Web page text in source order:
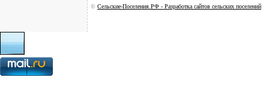
© Сельские-Поселения.РФ - Разработка сайтов сельских поселений